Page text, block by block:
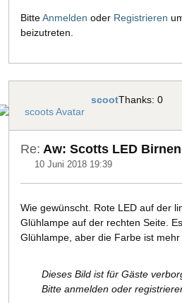
BitteAnmelden oder Registrieren
beizutreten.
scootThanks: 0
Re: Aw: Scotts LED
10 Juni 2018 19:39
Wie gewünscht. Rote LED auf der
Glühlampe auf der rechten Seite.
Glühlampe, aber die Farbe ist
Dieses Bild ist für Gäste
Bitte anmelden oder